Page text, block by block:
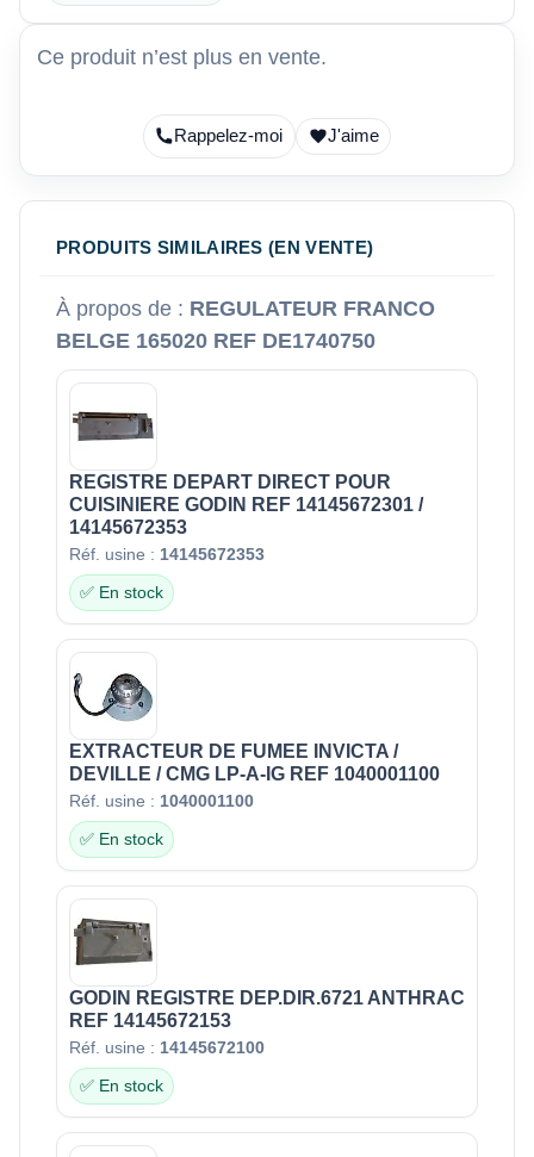
Ce produit n’est plus en vente.
Rappelez-moi J'aime
PRODUITS SIMILAIRES (EN VENTE)
À propos de : REGULATEUR FRANCO
BELGE 165020 REF DE1740750
REGISTRE DEPART DIRECT POUR
CUISINIERE GODIN REF 14145672301 /
14145672353
Réf. usine : 14145672353
✅ En stock
EXTRACTEUR DE FUMEE INVICTA /
DEVILLE / CMG LP-A-IG REF 1040001100
Réf. usine : 1040001100
✅ En stock
GODIN REGISTRE DEP.DIR.6721 ANTHRAC
REF 14145672153
Réf. usine : 14145672100
✅ En stock